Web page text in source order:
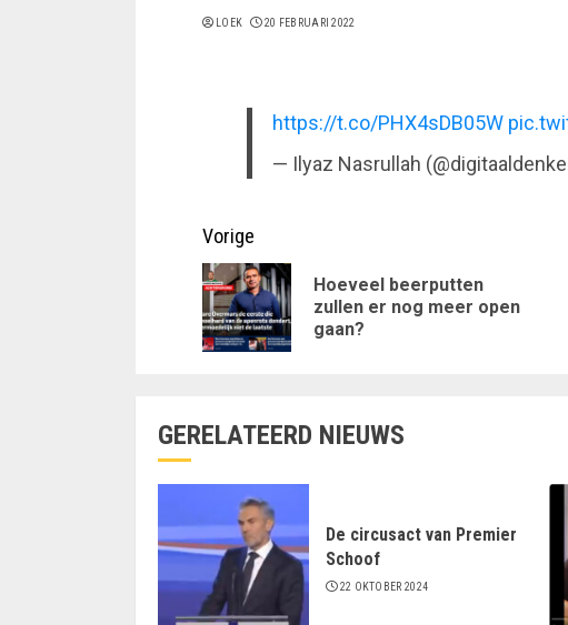
LOEK 20 FEBRUARI 2022
https://t.co/PHX4sDB05W
— Ilyaz Nasrullah
Doorgaan
met
lezen
Vorige
Hoeveel beerputten
zullen er nog meer open
gaan?
GERELATEERD NIEUWS
De circusact van Premier
Schoof
22 OKTOBER 2024